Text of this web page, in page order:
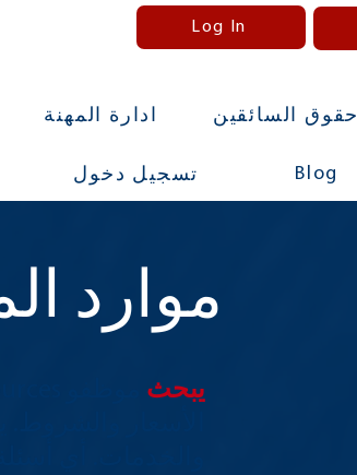
Log In
ادارة المهنة حقوق السائقين
تسجيل دخول Blog
موارد
يبحث